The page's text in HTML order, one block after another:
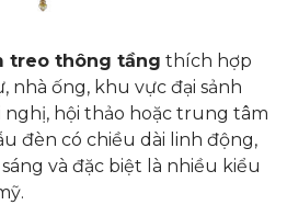
treo thông tầng thích hợp
nhà ống, khu vực đại sảnh
hội thảo hoặc trung tâm
đèn có chiều dài linh động,
và đặc biệt là nhiều kiểu